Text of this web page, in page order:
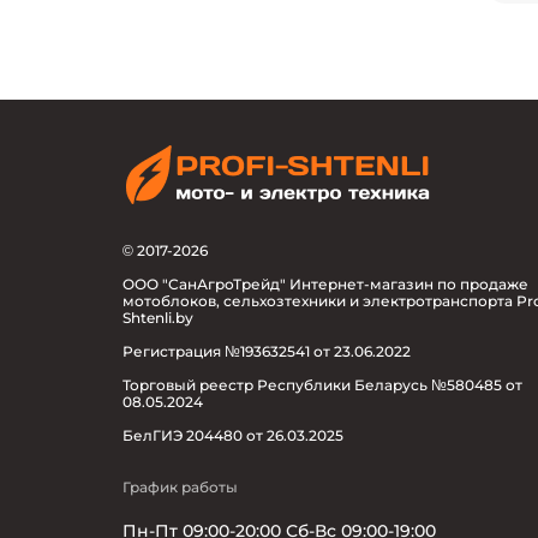
© 2017-2026
ООО "СанАгроТрейд" Интернет-магазин по продаже
мотоблоков, сельхозтехники и электротранспорта
Shtenli.by
Регистрация №193632541 от 23.06.2022
Торговый реестр Республики Беларусь №580485 от
08.05.2024
БелГИЭ 204480 от 26.03.2025
График работы
Пн-Пт 09:00-20:00 Сб-Вс 09:00-19:00